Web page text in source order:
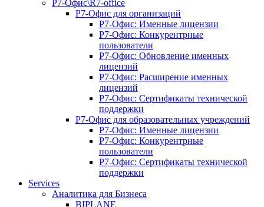
Р7-Офис\R7-office
Р7-Офис для организаций
Р7-Офис: Именные лицензии
Р7-Офис: Конкурентрные
пользователи
Р7-Офис: Обновление именных
лицензий
Р7-Офис: Расширение именных
лицензий
Р7-Офис: Сертификаты технической
поддержки
Р7-Офис для образовательных учреждений
Р7-Офис: Именные лицензии
Р7-Офис: Конкурентрные
пользователи
Р7-Офис: Сертификаты технической
поддержки
Services
Аналитика для Бизнеса
BIPLANE